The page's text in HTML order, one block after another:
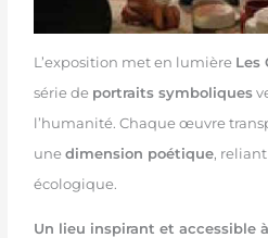
L’exposition met en lumière Les
série de portraits symboliques
l’humanité. Chaque œuvre
une dimension poétique, reliant
écologique.
Un lieu inspirant et accessible